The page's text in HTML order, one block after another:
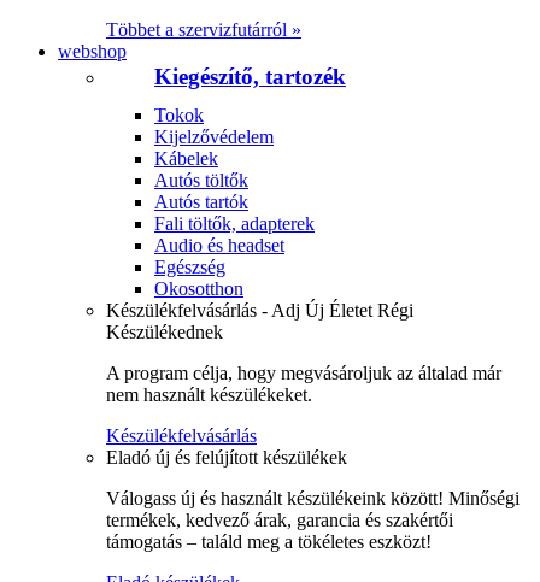
Többet a szervizfutárról »
webshop
Kiegészítő, tartozék
Tokok
Kijelzővédelem
Kábelek
Autós töltők
Autós tartók
Fali töltők, adapterek
Audio és headset
Egészség
Okosotthon
Készülékfelvásárlás - Adj Új Életet Régi
Készülékednek
A program célja, hogy megvásároljuk az általad már
nem használt készülékeket.
Készülékfelvásárlás
Eladó új és felújított készülékek
Válogass új és használt készülékeink között! Minőségi
termékek, kedvező árak, garancia és szakértői
támogatás – találd meg a tökéletes eszközt!